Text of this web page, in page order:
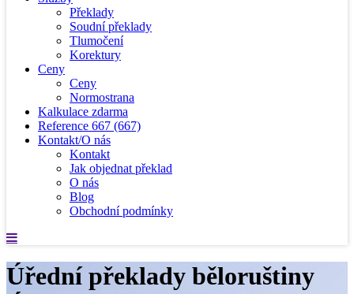
Překlady
Soudní překlady
Tlumočení
Korektury
Ceny
Ceny
Normostrana
Kalkulace zdarma
Reference 667 (667)
Kontakt/O nás
Kontakt
Jak objednat překlad
O nás
Blog
Obchodní podmínky
Úřední překlady běloruštiny